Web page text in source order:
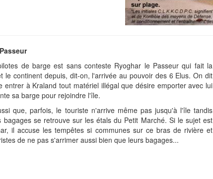
de barge est sans conteste Ryoghar le Passeur qui fait la
le continent depuis, dit-on, l'arrivée au pouvoir des 6 Elus. On dit
entrer à Kraland tout matériel illégal que désire emporter avec lui
sa barge pour rejoindre l'île.
que, parfois, le touriste n'arrive même pas jusqu'à l'île tandis
se retrouve sur les étals du Petit Marché. Si le sujet est
il accuse les tempêtes si communes sur ce bras de rivière et
de ne pas s'arrimer aussi bien que leurs bagages...